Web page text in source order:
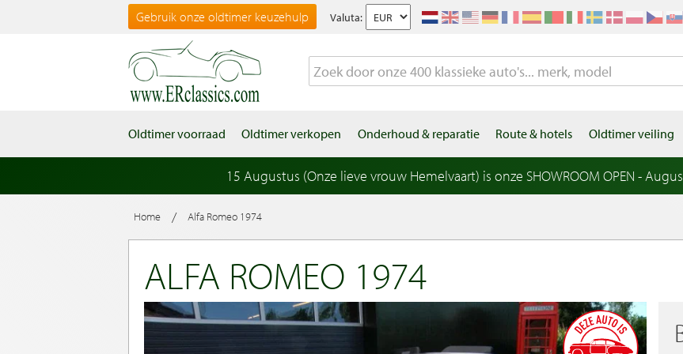
Gebruik onze oldtimer keuzehulp Valuta:
Oldtimer voorraad Oldtimer verkopen Onderhoud & reparatie Route & hotels Oldtimer veiling
15 Augustus (Onze lieve vrouw Hemelvaart) is onze SHOWROOM OPEN -
Home / Alfa Romeo 1974
ALFA ROMEO 1974